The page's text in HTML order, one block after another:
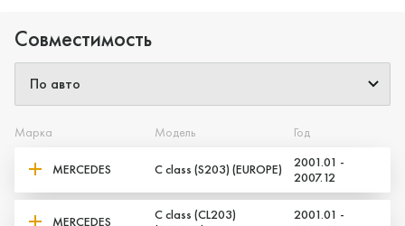
Совместимость
Марка Модель Год
MERCEDES C class (S203) (EUROPE)
2001.01 -
2007.12
MERCEDES
C class (CL203)
2001.01 -